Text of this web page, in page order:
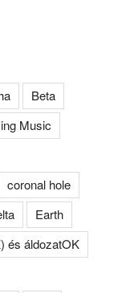
Beta
Music
coronal hole
Earth
és áldozatOK